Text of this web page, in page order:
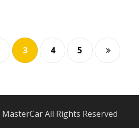
3 4 5
All Rights Reserved